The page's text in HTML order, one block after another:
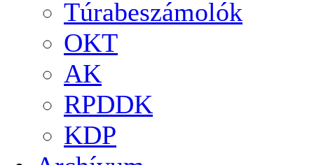
Túrabeszámolók
OKT
AK
RPDDK
KDP